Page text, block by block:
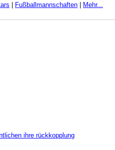
Fußballmannschaften Mehr...
ihre rückkopplung